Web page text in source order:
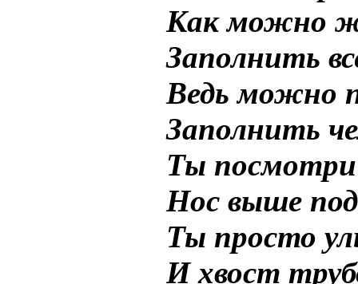
Как можно
Заполнить
Ведь можно
Заполнить
Ты
Нос выше
Ты просто
И хвост